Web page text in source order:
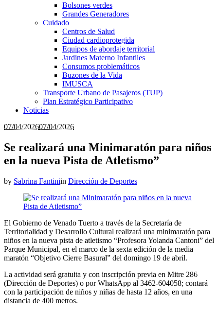
Bolsones verdes
Grandes Generadores
Cuidado
Centros de Salud
Ciudad cardioprotegida
Equipos de abordaje territorial
Jardines Materno Infantiles
Consumos problemáticos
Buzones de la Vida
IMUSCA
Transporte Urbano de Pasajeros (TUP)
Plan Estratégico Participativo
Noticias
07/04/202607/04/2026
Se realizará una Minimaratón para niños
en la nueva Pista de Atletismo”
by Sabrina Fantiniin Dirección de Deportes
El Gobierno de Venado Tuerto a través de la Secretaría de
Territorialidad y Desarrollo Cultural realizará una minimaratón para
niños en la nueva pista de atletismo “Profesora Yolanda Cantoni” del
Parque Municipal, en el marco de la sexta edición de la media
maratón “Objetivo Cierre Basural” del domingo 19 de abril.
La actividad será gratuita y con inscripción previa en Mitre 286
(Dirección de Deportes) o por WhatsApp al 3462-604058; contará
con la participación de niños y niñas de hasta 12 años, en una
distancia de 400 metros.